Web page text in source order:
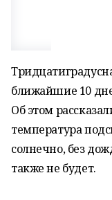
ближайшие 10
Об этом
температура
солнечно, без
также не будет.